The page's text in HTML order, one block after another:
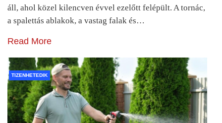
áll, ahol közel kilencven évvel ezelőtt felépült. A tornác,
a spalettás ablakok, a vastag falak és…
Read More
TIZENHETEDIK